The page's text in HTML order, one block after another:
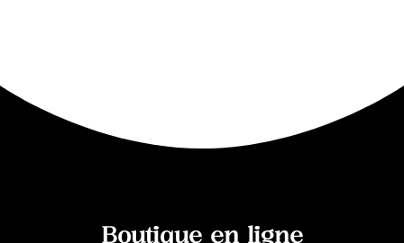
Boutique en ligne